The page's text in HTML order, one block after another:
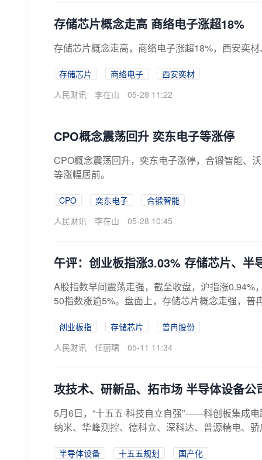
存储芯片概念走高 商络电子涨超18%
存储芯片概念走高，商络电子涨超18%，西安奕
存储芯片 商络电子
西安奕材
人民财讯
李在山 05-28 11:22
CPO概念震荡回升 奕东电子等涨停
CPO概念震荡回升，奕东电子涨停，合锻智能、
等涨幅居前。
CPO 奕东电子
合锻智能
人民财讯
李在山 05-28 10:45
午评：创业板指涨3.03% 存储芯片、半
A股指数早间震荡走强，截至收盘，沪指涨0.94%
50指数涨逾5%。盘面上，存储芯片概念走强，普
创业板指 存储芯片
普冉股份
人民财讯
任丽珺 05-11 11:34
攻技术、研新品、拓市场 半导体设备公
5月6日，“十五五·科技自立自强”——科创板集成
纳米、华峰测控、德科立、深科达、普源精电、
半导体设备 十五五规划
国产化